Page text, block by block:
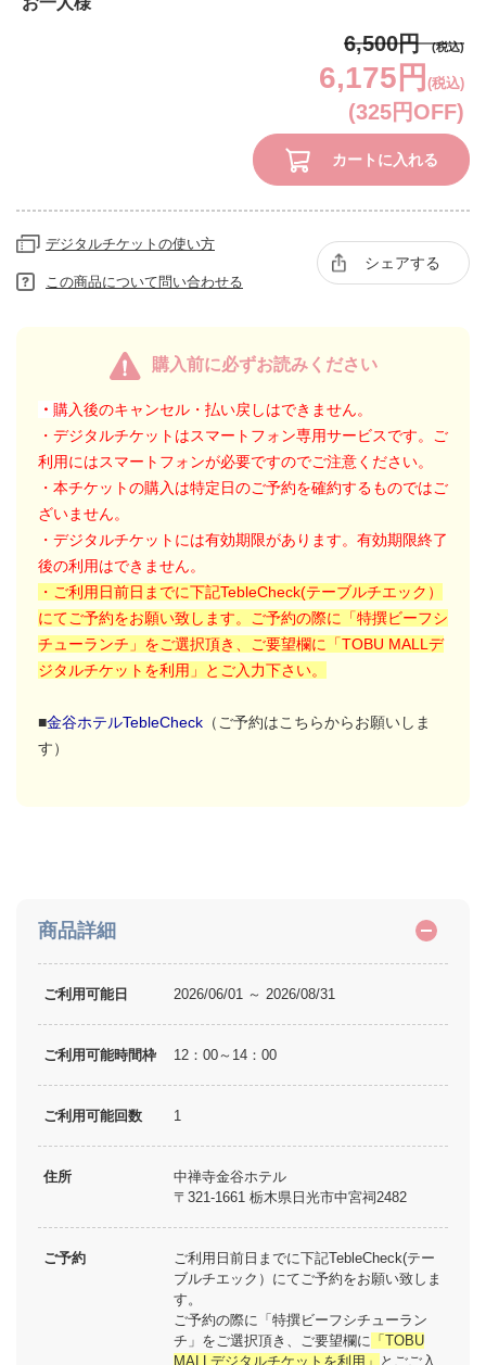
6,500円
6,175円 (税込)
(325円OFF)
カートに入れる
デジタルチケットの使い方
この商品について問い合わせる
シェアする
購入前に必ずお読みください
・ 購入後のキャンセル・払い戻しはできません。
・デジタルチケットはスマートフォン専用サービスです。ご
利用にはスマートフォンが必要ですのでご注意ください。
・本チケットの購入は特定日のご予約を確約するものではご
ざいません。
・デジタルチケットには有効期限があります。有効期限終了
後の利用はできません。
・ご利用日前日までに下記TebleCheck(テーブルチエック）
にてご予約をお願い致します。ご予約の際に「特撰ビーフシ
チューランチ」をご選択頂き、ご要望欄に「TOBU MALLデ
ジタルチケットを利用」とご入力下さい。
■金谷ホテルTebleCheck （ご予約はこちらからお願いしま
す）
商品詳細
ご利用可能日 2026/06/01 ～ 2026/08/31
ご利用可能時間枠 12：00～14：00
ご利用可能回数 1
住所
中禅寺金谷ホテル
〒321-1661 栃木県日光市中宮祠2482
ご予約
ご利用日前日までに下記TebleCheck(テー
ブルチエック）にてご予約をお願い致しま
す。
ご予約の際に「特撰ビーフシチューラン
チ」をご選択頂き、ご要望欄に 「TOBU
MALLデジタルチケットを利用」 とごご入